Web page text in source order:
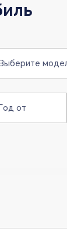
Выберите
Год от